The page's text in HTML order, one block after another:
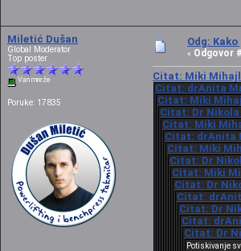
Miletić Dušan
Global Moderator
Top poster
Van mreže
Poruke: 17835
Odg:
« Odgovor
Citat: Miki
Citat: drAnita
Citat: Miki
Citat: Dr Nikola
Citat: Miki
Citat: drAnita
Citat: Miki
Citat: Dr
Citat: Miki
Citat: Dr
Citat:
Citat: Dr
Citat:
Citat: Dr
Potiskivanje